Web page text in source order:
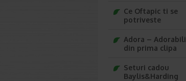
Ce Oftapic ti se
potriveste
Adora – Adorabili
din prima clipa
Seturi cadou
Baylis&Harding